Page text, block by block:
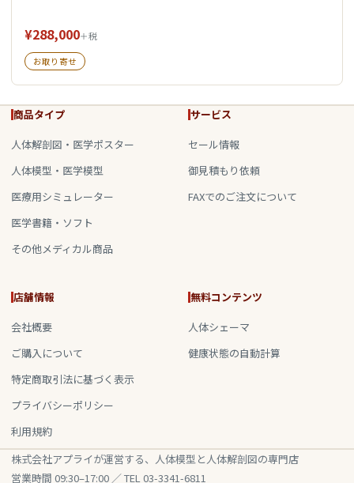
¥288,000＋税
お取り寄せ
商品タイプ
人体解剖図・医学ポスター
人体模型・医学模型
医療用シミュレーター
医学書籍・ソフト
その他メディカル商品
サービス
セール情報
御見積もり依頼
FAXでのご注文について
店舗情報
会社概要
ご購入について
特定商取引法に基づく表示
プライバシーポリシー
利用規約
無料コンテンツ
人体シェーマ
健康状態の自動計算
株式会社アプライが運営する、人体模型と人体解剖図の専門店
営業時間 09:30–17:00 ／ TEL 03-3341-6811